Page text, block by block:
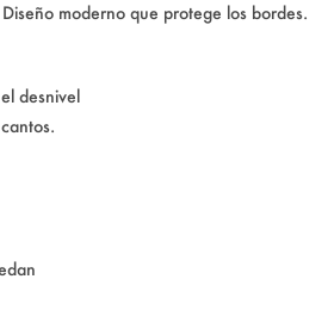
moderno que protege los bordes.
desnivel